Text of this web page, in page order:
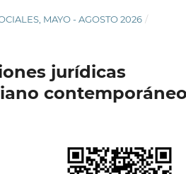
MAYO - AGOSTO 2026 /
jurídicas